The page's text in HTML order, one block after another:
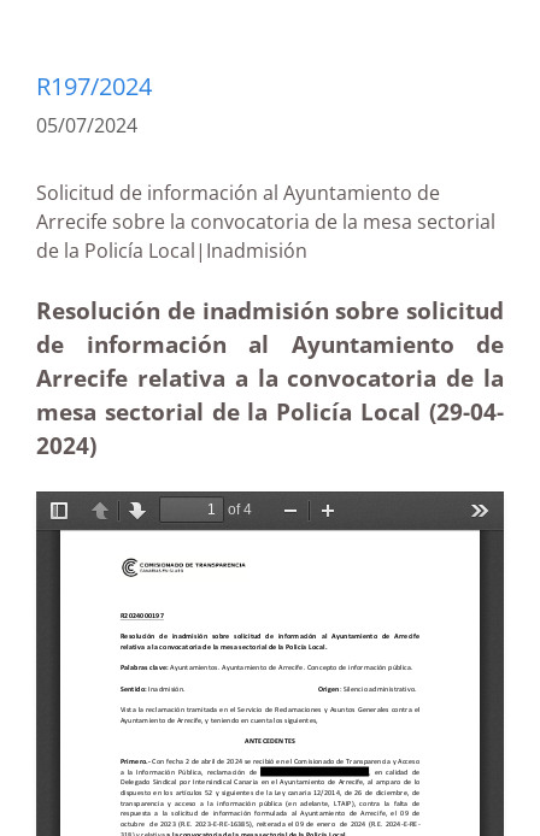
R197/2024
05/07/2024
Solicitud de información al Ayuntamiento de
Arrecife sobre la convocatoria de la mesa sectorial
de la Policía Local|Inadmisión
Resolución de inadmisión sobre solicitud
de información al Ayuntamiento de
Arrecife relativa a la convocatoria de la
mesa sectorial de la Policía Local (29-04-
2024)